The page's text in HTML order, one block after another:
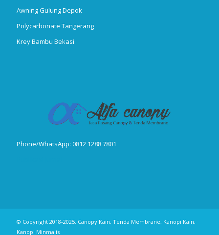
Awning Gulung Depok
Polycarbonate Tangerang
Krey Bambu Bekasi
Phone/WhatsApp: 0812 1288 7801
© Copyright 2018-2025, Canopy Kain, Tenda Membrane, Kanopi Kain,
Kanopi Minmalis